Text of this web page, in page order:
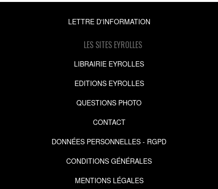
LETTRE D'INFORMATION
LES SITES EYROLLES
LIBRAIRIE EYROLLES
EDITIONS EYROLLES
QUESTIONS PHOTO
CONTACT
DONNÉES PERSONNELLES - RGPD
CONDITIONS GÉNÉRALES
MENTIONS LÉGALES